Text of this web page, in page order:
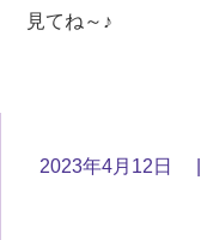
見てね～♪
2023年4月12日